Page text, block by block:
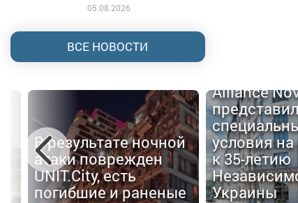
05.08.2026
ВСЕ НОВОСТИ
В результате ночной
атаки поврежден
UNIT.City, есть
погибшие и раненые
Alliance
представил
условия
к 35-летию
Украины